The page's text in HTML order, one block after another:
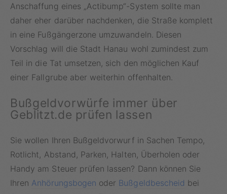
Anschaffung eines „Actibump“-System sollte man
daher eher darüber nachdenken, die Straße komplett
in eine Fußgängerzone umzuwandeln. Diesen
Vorschlag will die Stadt Hanau wohl zumindest zum
Teil in die Tat umsetzen, sich den möglichen Kauf
einer Fallgrube aber weiterhin offenhalten.
Bußgeldvorwürfe immer über
Geblitzt.de prüfen lassen
Sie wollen Ihren Bußgeldvorwurf in Sachen Tempo,
Rotlicht, Abstand, Parken, Halten, Überholen oder
Handy am Steuer prüfen lassen? Dann können Sie
Ihren Anhörungsbogen oder Bußgeldbescheid bei